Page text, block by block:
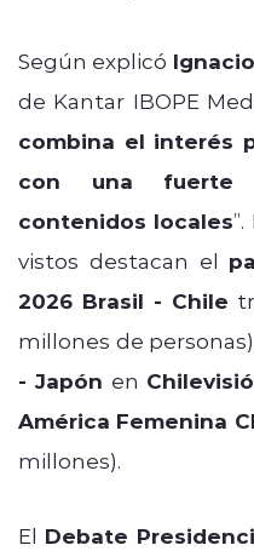
Según explicó
de Kantar IBOPE
combina el interés
con una fuerte
contenidos locales
vistos destacan el
2026 Brasil - Chile
millones de
- Japón en
América Femenina
millones).
El Debate